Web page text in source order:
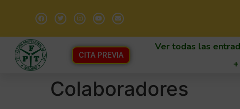
CITA PREVIA
Ver todas las
Colaboradores